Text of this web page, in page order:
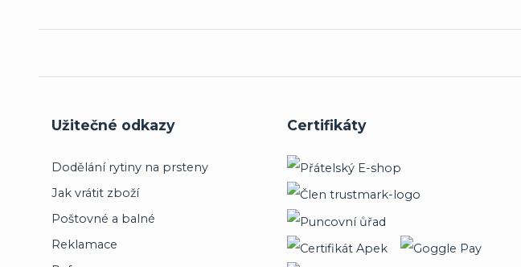
Užitečné odkazy
Dodělání rytiny na prsteny
Jak vrátit zboží
Poštovné a balné
Reklamace
Certifikáty